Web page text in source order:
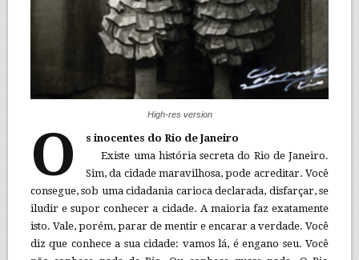
High-res version
O
s inocentes do Rio de Janeiro
Existe uma história secreta do Rio de Janeiro.
Sim, da cidade maravilhosa, pode acreditar. Você
consegue, sob uma cidadania carioca declarada, disfarçar, se
iludir e supor conhecer a cidade. A maioria faz exatamente
isto. Vale, porém, parar de mentir e encarar a verdade. Você
diz que conhece a sua cidade: vamos lá, é engano seu. Você